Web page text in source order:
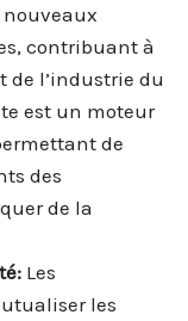
contribuant à
de l’industrie du
est un moteur
de
des
de la
Les
les